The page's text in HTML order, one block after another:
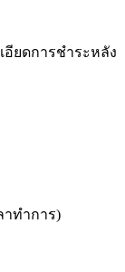
ยดการชำระหลัง
าทำการ)